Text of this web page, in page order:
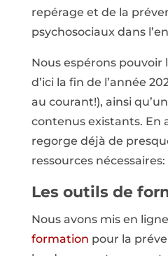
repérage et de la
psychosociaux dans
Nous espérons
d’ici la fin de l’année
au courant!), ainsi
contenus existants. En
regorge déjà de
ressources nécessaires:
Les outils de
Nous avons mis en
formation pour la